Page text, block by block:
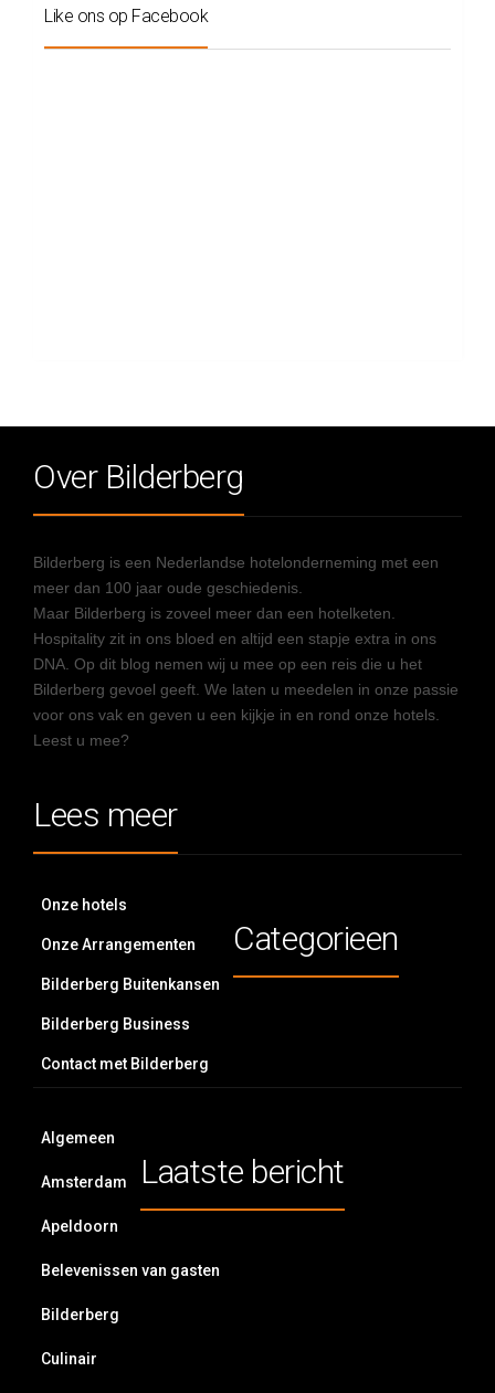
Like ons op Facebook
Over Bilderberg
Bilderberg is een Nederlandse hotelonderneming met een
meer dan 100 jaar oude geschiedenis.
Maar Bilderberg is zoveel meer dan een hotelketen.
Hospitality zit in ons bloed en altijd een stapje extra in ons
DNA. Op dit blog nemen wij u mee op een reis die u het
Bilderberg gevoel geeft. We laten u meedelen in onze passie
voor ons vak en geven u een kijkje in en rond onze hotels.
Leest u mee?
Lees meer
Onze hotels
Onze Arrangementen
Bilderberg Buitenkansen
Bilderberg Business
Contact met Bilderberg
Categorieen
Algemeen
Amsterdam
Apeldoorn
Belevenissen van gasten
Bilderberg
Culinair
Laatste bericht